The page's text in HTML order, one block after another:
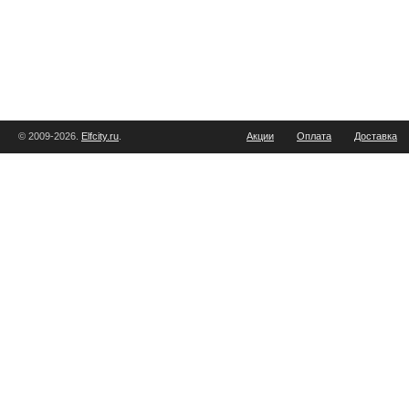
© 2009-2026. Elfcity.ru Акции Оплата Доставка